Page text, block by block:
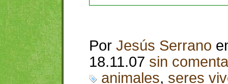
Por Jesús Serrano
18.11.07 sin
animales, seres